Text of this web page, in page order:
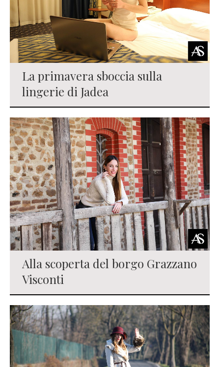
La primavera sboccia sulla
lingerie di Jadea
Alla scoperta del borgo Grazzano
Visconti